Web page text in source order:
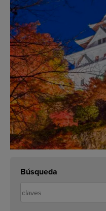
Búsqueda